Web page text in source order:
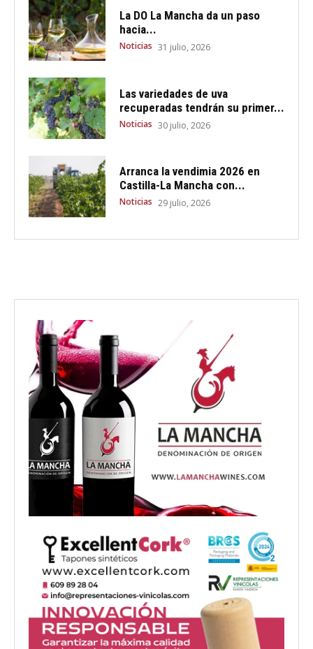
La DO La Mancha da un paso
hacia...
Noticias 31 julio, 2026
Las variedades de uva
recuperadas tendrán su primer...
Noticias 30 julio, 2026
Arranca la vendimia 2026 en
Castilla-La Mancha con...
Noticias 29 julio, 2026